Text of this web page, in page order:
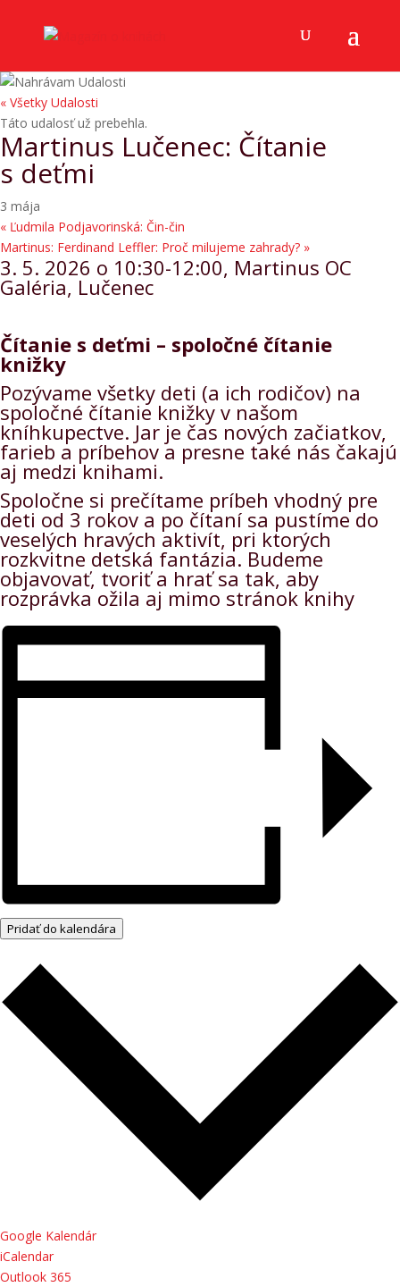
« Všetky Udalosti
Táto udalosť už prebehla.
Martinus Lučenec: Čítanie
s deťmi
3 mája
« Ľudmila Podjavorinská: Čin-čin
Martinus: Ferdinand Leffler: Proč milujeme zahrady? »
3. 5. 2026 o 10:30-12:00, Martinus OC
Galéria, Lučenec
Čítanie s deťmi – spoločné čítanie
knižky
Pozývame všetky deti (a ich rodičov) na
spoločné čítanie knižky v našom
kníhkupectve. Jar je čas nových začiatkov,
farieb a príbehov a presne také nás čakajú
aj medzi knihami.
Spoločne si prečítame príbeh vhodný pre
deti od 3 rokov a po čítaní sa pustíme do
veselých hravých aktivít, pri ktorých
rozkvitne detská fantázia. Budeme
objavovať, tvoriť a hrať sa tak, aby
rozprávka ožila aj mimo stránok knihy
Pridať do kalendára
Google Kalendár
iCalendar
Outlook 365